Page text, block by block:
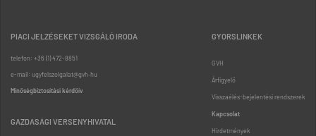
PIACI JELZÉSEKET VIZSGÁLÓ IRODA
telefon: +36 (1) 472-8851
e-mail: ugyfelszolgalat@gvh.hu
Minőségbiztosítási kérdőív
GAZDASÁGI VERSENYHIVATAL
GYORSLINKEK
GVH
Árfigyelő
Visszaélés-bejelentési rendszerek
Kapcsolat
Hirdetmények